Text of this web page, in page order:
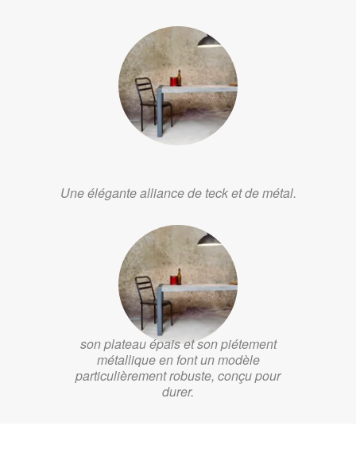
Une élégante alliance de teck et de métal.
son plateau épais et son piétement
métallique en font un modèle
particulièrement robuste, conçu pour
durer.